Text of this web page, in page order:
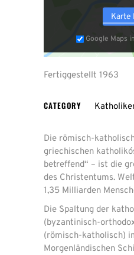
Karte
Google Maps
Fertiggestellt 1963
CATEGORY
Die römisch-
griechischen
betreffend“ – ist die
des Christentums.
1,35 Milliarden
Die Spaltung der
(byzantinisch-
(römisch-katholisch)
Morgenländischen